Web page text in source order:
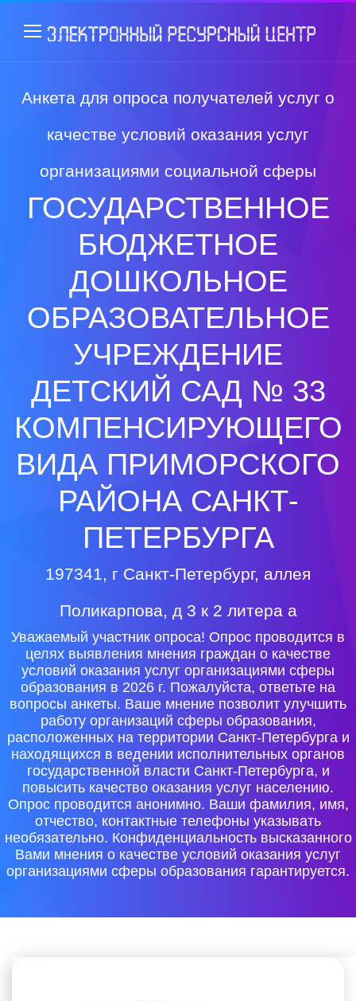
Анкета для опроса получателей услуг о
качестве условий оказания услуг
организациями социальной сферы
ГОСУДАРСТВЕННОЕ
БЮДЖЕТНОЕ
ДОШКОЛЬНОЕ
ОБРАЗОВАТЕЛЬНОЕ
УЧРЕЖДЕНИЕ
ДЕТСКИЙ САД № 33
КОМПЕНСИРУЮЩЕГО
ВИДА ПРИМОРСКОГО
РАЙОНА САНКТ-
ПЕТЕРБУРГА
197341, г Санкт-Петербург, аллея
Поликарпова, д 3 к 2 литера а
Уважаемый участник опроса! Опрос проводится в
целях выявления мнения граждан о качестве
условий оказания услуг организациями сферы
образования в 2026 г. Пожалуйста, ответьте на
вопросы анкеты. Ваше мнение позволит улучшить
работу организаций сферы образования,
расположенных на территории Санкт-Петербурга и
находящихся в ведении исполнительных органов
государственной власти Санкт-Петербурга, и
повысить качество оказания услуг населению.
Опрос проводится анонимно. Ваши фамилия, имя,
отчество, контактные телефоны указывать
необязательно. Конфиденциальность высказанного
Вами мнения о качестве условий оказания услуг
организациями сферы образования гарантируется.